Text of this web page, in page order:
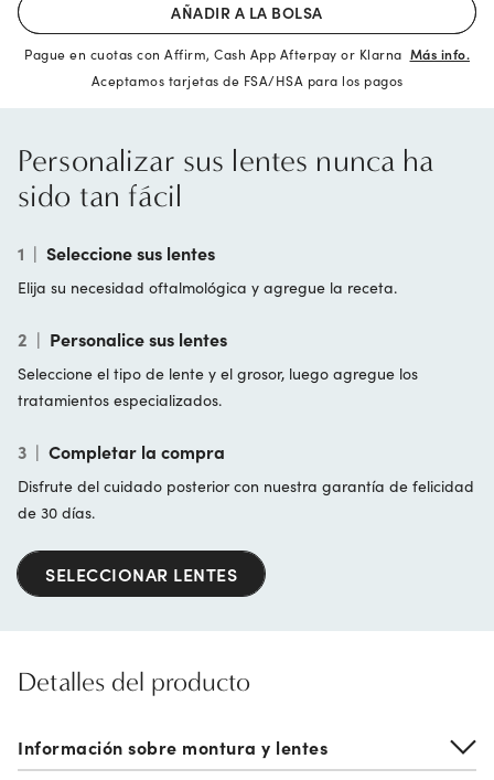
AÑADIR A LA BOLSA
Pague en cuotas con Affirm, Cash App Afterpay or Klarna Más info.
Aceptamos tarjetas de FSA/HSA para los pagos
Personalizar sus lentes nunca ha
sido tan fácil
1 | Seleccione sus lentes
Elija su necesidad oftalmológica y agregue la receta.
2 | Personalice sus lentes
Seleccione el tipo de lente y el grosor, luego agregue los
tratamientos especializados.
3 | Completar la compra
Disfrute del cuidado posterior con nuestra garantía de felicidad
de 30 días.
SELECCIONAR LENTES
Detalles del producto
Información sobre montura y lentes